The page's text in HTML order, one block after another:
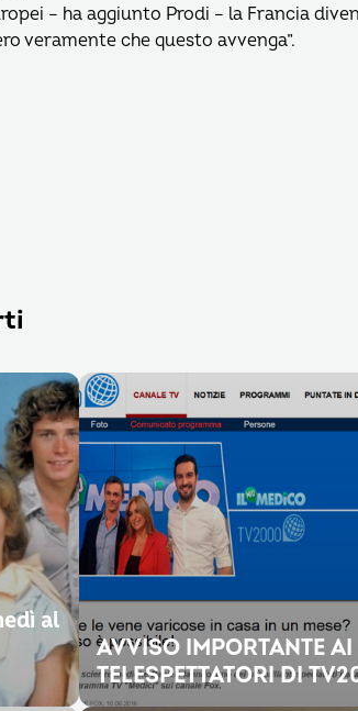
– ha aggiunto Prodi – la Francia
veramente che questo avvenga”.
al
AVVISO IMPORTANTE AI
TELESPETTATORI DI